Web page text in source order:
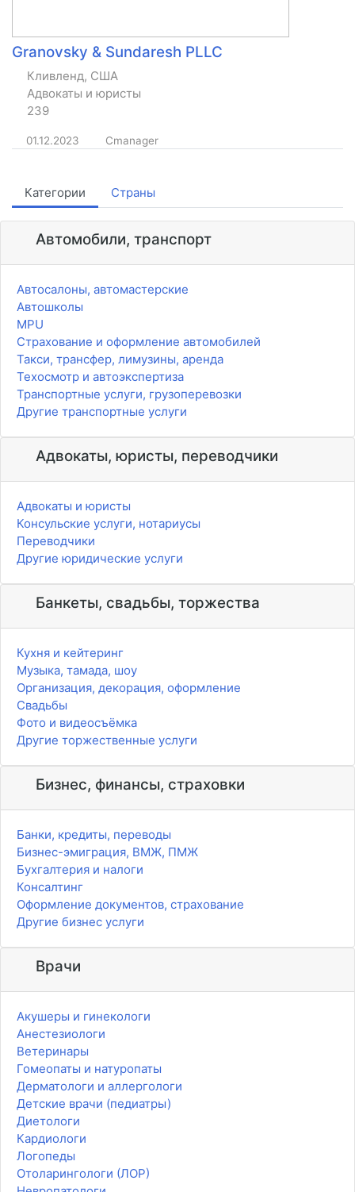
Granovsky & Sundaresh PLLC
Кливленд, США
Адвокаты и юристы
239
01.12.2023 Cmanager
Категории Страны
Автомобили, транспорт
Автосалоны, автомастерские
Автошколы
MPU
Страхование и оформление автомобилей
Такси, трансфер, лимузины, аренда
Техосмотр и автоэкспертиза
Транспортные услуги, грузоперевозки
Другие транспортные услуги
Адвокаты, юристы, переводчики
Адвокаты и юристы
Консульские услуги, нотариусы
Переводчики
Другие юридические услуги
Банкеты, свадьбы, торжества
Кухня и кейтеринг
Музыка, тамада, шоу
Организация, декорация, оформление
Свадьбы
Фото и видеосъёмка
Другие торжественные услуги
Бизнес, финансы, страховки
Банки, кредиты, переводы
Бизнес-эмиграция, ВМЖ, ПМЖ
Бухгалтерия и налоги
Консалтинг
Оформление документов, страхование
Другие бизнес услуги
Врачи
Акушеры и гинекологи
Анестезиологи
Ветеринары
Гомеопаты и натуропаты
Дерматологи и аллергологи
Детские врачи (педиатры)
Диетологи
Кардиологи
Логопеды
Отоларингологи (ЛОР)